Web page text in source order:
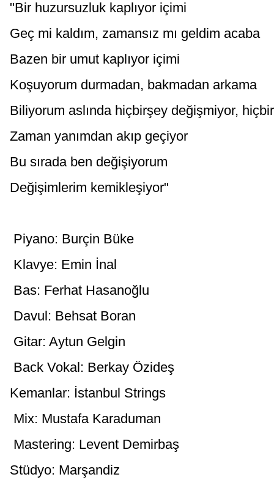
"Bir huzursuzluk kaplıyor içimi
Geç mi kaldım, zamansız mı geldim acaba
Bazen bir umut kaplıyor içimi
Koşuyorum durmadan, bakmadan arkama
Biliyorum aslında hiçbirşey değişmiyor,
Zaman yanımdan akıp geçiyor
Bu sırada ben değişiyorum
Değişimlerim kemikleşiyor"
Piyano: Burçin Büke
Klavye: Emin İnal
Bas: Ferhat Hasanoğlu
Davul: Behsat Boran
Gitar: Aytun Gelgin
Back Vokal: Berkay Özideş
Kemanlar: İstanbul Strings
Mix: Mustafa Karaduman
Mastering: Levent Demirbaş
Stüdyo: Marşandiz